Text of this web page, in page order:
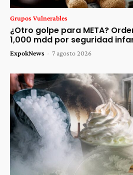
Grupos Vulnerables
¿Otro golpe para META?
1,000 mdd por seguridad
ExpokNews - 7 agosto 2026